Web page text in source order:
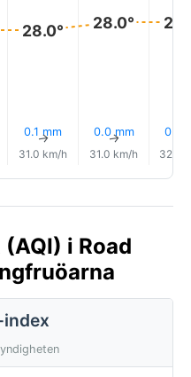
28.0°
0.1 mm
↑
31.0 km/h
28.0°
0.0 mm
↑
31.0 km/h
0.0
32.0
i Road
index